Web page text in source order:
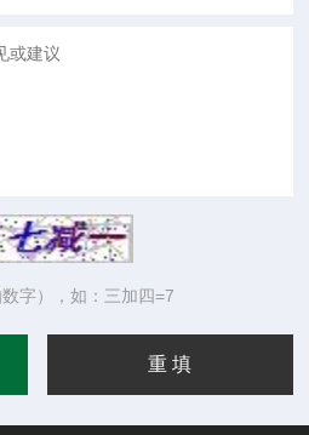
字），如：三加四=7